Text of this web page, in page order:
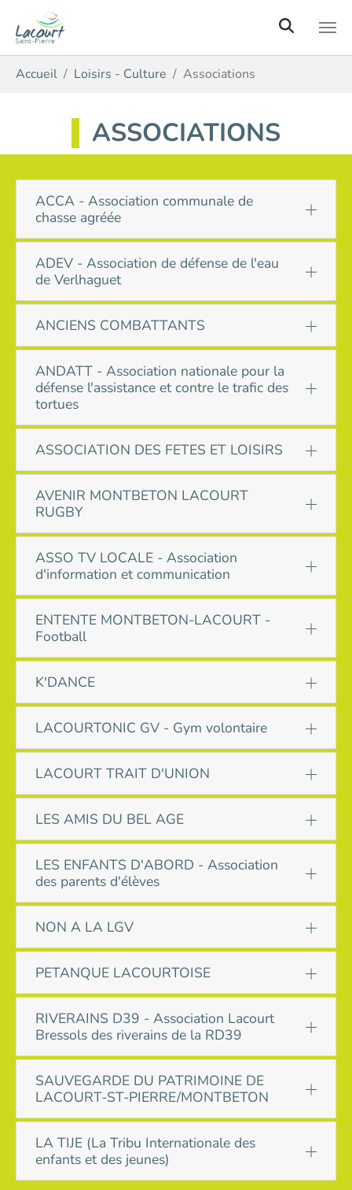
Accueil Loisirs - Culture Associations
ASSOCIATIONS
ACCA - Association communale de
chasse agréée
ADEV - Association de défense de l'eau
de Verlhaguet
ANCIENS COMBATTANTS
ANDATT - Association nationale pour la
défense l'assistance et contre le trafic des
tortues
ASSOCIATION DES FETES ET LOISIRS
AVENIR MONTBETON LACOURT
RUGBY
ASSO TV LOCALE - Association
d'information et communication
ENTENTE MONTBETON-LACOURT -
Football
K'DANCE
LACOURTONIC GV - Gym volontaire
LACOURT TRAIT D'UNION
LES AMIS DU BEL AGE
LES ENFANTS D'ABORD - Association
des parents d'élèves
NON A LA LGV
PETANQUE LACOURTOISE
RIVERAINS D39 - Association Lacourt
Bressols des riverains de la RD39
SAUVEGARDE DU PATRIMOINE DE
LACOURT-ST-PIERRE/MONTBETON
LA TIJE (La Tribu Internationale des
enfants et des jeunes)